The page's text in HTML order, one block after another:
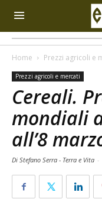
Home Prezzi agricoli e
Prezzi agricoli e mercati
Cereali.
mondiali
all’8
Di Stefano Serra - Terra e Vita -